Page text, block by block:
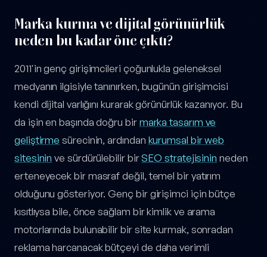
Marka kurma ve dijital görünürlük
neden bu kadar öne çıktı?
2011'in genç girişimcileri çoğunlukla geleneksel
medyanın ilgisiyle tanınırken, bugünün girişimcisi
kendi dijital varlığını kurarak görünürlük kazanıyor. Bu
da işin en başında doğru birmarka tasarım ve
geliştirme sürecinin, ardından kurumsal bir web
sitesinin ve sürdürülebilir birSEO stratejisinin neden
erteneyecek bir masraf değil, temel bir yatırım
olduğunu gösteriyor. Genç bir girişimci için bütçe
kısıtlıysa bile, önce sağlam bir kimlik ve arama
motorlarında bulunabilir bir site kurmak, sonradan
reklama harcanacak bütçeyi de daha verimli